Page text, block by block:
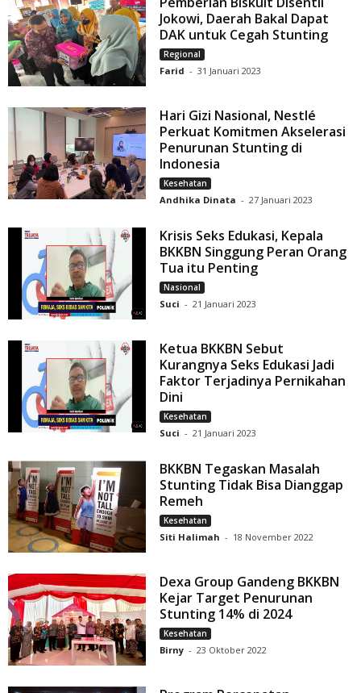
Jokowi, Daerah Bakal Dapat
DAK untuk Cegah Stunting
Regional
Farid - 31 Januari 2023
Hari Gizi Nasional, Nestlé
Perkuat Komitmen Akselerasi
Penurunan Stunting di
Indonesia
Kesehatan
Andhika Dinata - 27 Januari 2023
Krisis Seks Edukasi, Kepala
BKKBN Singgung Peran Orang
Tua itu Penting
Nasional
Suci - 21 Januari 2023
Ketua BKKBN Sebut
Kurangnya Seks Edukasi Jadi
Faktor Terjadinya Pernikahan
Dini
Kesehatan
Suci - 21 Januari 2023
BKKBN Tegaskan Masalah
Stunting Tidak Bisa Dianggap
Remeh
Kesehatan
Siti Halimah - 18 November 2022
Dexa Group Gandeng BKKBN
Kejar Target Penurunan
Stunting 14% di 2024
Kesehatan
Birny - 23 Oktober 2022